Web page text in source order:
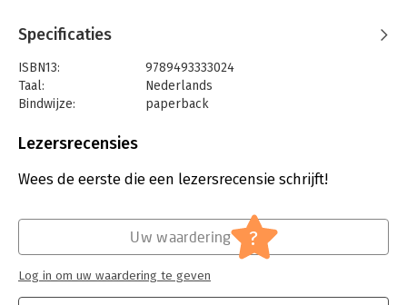
Specificaties
ISBN13:
9789493333024
Taal:
Nederlands
Bindwijze:
paperback
Uitgever:
Verschijningsdatum:
6-11-2023
Ondernemingsrecht
Serie:
Ars Aequi Wetseditie
Lezersrecensies
Wees de eerste die een lezersrecensie schrijft!
Uw waardering ?
Log in om uw waardering te geven